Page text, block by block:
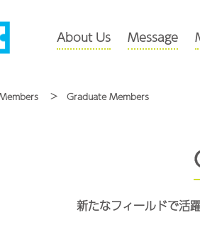
About Us Message
Graduate Members
新たなフィールドで活